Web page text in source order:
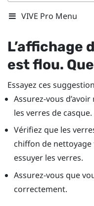
VIVE Pro Menu
L’affichage
est flou.
Essayez ces
Assurez-vous
les verres de casque.
Vérifiez que les
chiffon de
essuyer les verres.
Assurez-vous que
correctement.